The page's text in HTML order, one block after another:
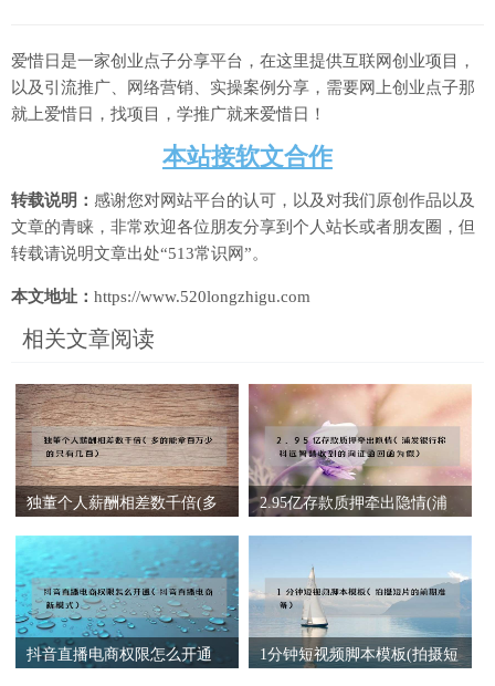
爱惜日是一家创业点子分享平台，在这里提供互联网创业项目，
以及引流推广、网络营销、实操案例分享，需要网上创业点子那
就上爱惜日，找项目，学推广就来爱惜日！
本站接软文合作
转载说明： 感谢您对网站平台的认可，以及对我们原创作品以及
文章的青睐，非常欢迎各位朋友分享到个人站长或者朋友圈，但
转载请说明文章出处“513常识网”。
本文地址： https://www.520longzhigu.com
相关文章阅读
独董个人薪酬相差数千倍(多
2.95亿存款质押牵出隐情(浦
抖音直播电商权限怎么开通
1分钟短视频脚本模板(拍摄短